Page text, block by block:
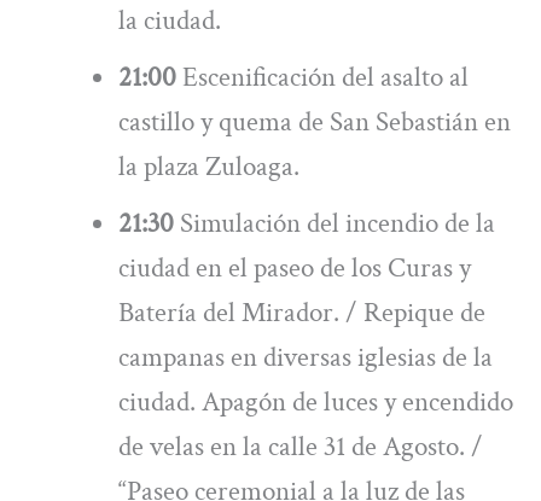
la ciudad.
21:00Escenificación del asalto al
castillo y quema de San Sebastián en
la plaza Zuloaga.
21:30 Simulación del incendio de la
ciudad en el paseo de los Curas y
Batería del Mirador. / Repique de
campanas en diversas iglesias de la
ciudad. Apagón de luces y encendido
de velas en la calle 31 de Agosto. /
“Paseo ceremonial a la luz de las